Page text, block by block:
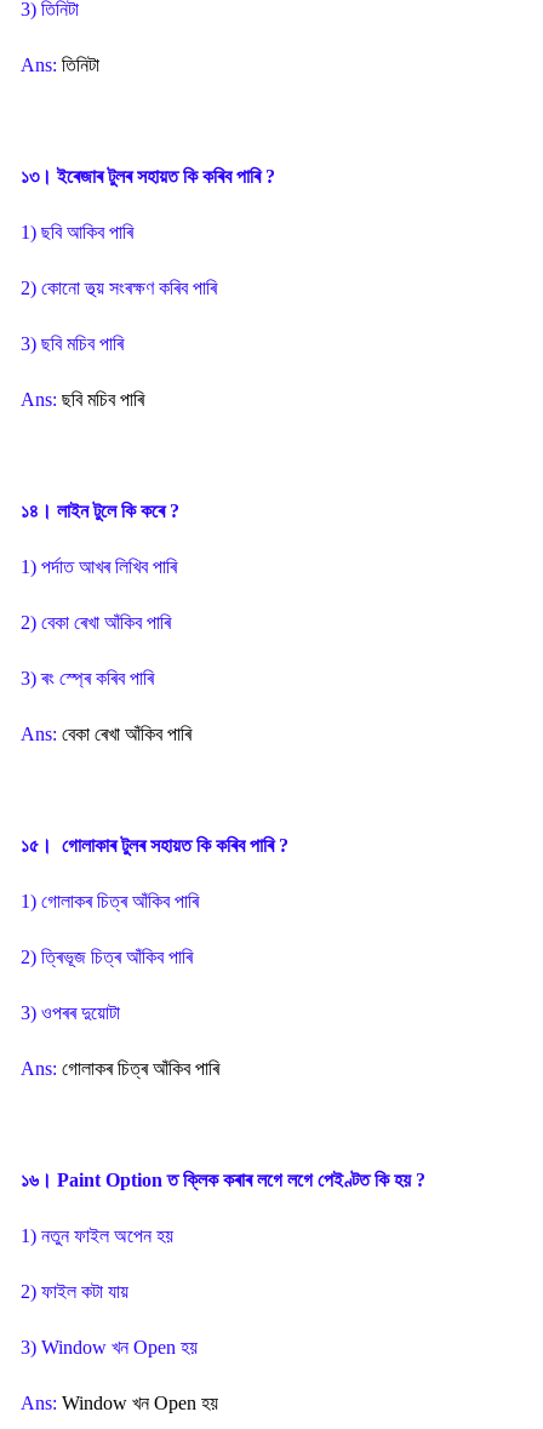
3) তিনিটা
Ans: তিনিটা
১৩। ইৰেজাৰ টুলৰ সহায়ত কি কৰিব পাৰি ?
1) ছবি আকিব পাৰি
2) কোনো তথ্য় সংৰক্ষণ কৰিব পাৰি
3) ছবি মচিব পাৰি
Ans: ছবি মচিব পাৰি
১৪। লাইন টুলে কি কৰে ?
1) পৰ্দাত আখৰ লিখিব পাৰি
2) বেকা ৰেখা আঁকিব পাৰি
3) ৰং স্প্ৰে কৰিব পাৰি
Ans: বেকা ৰেখা আঁকিব পাৰি
১৫। গোলাকাৰ টুলৰ সহায়ত কি কৰিব পাৰি ?
1) গোলাকৰ চিত্ৰ আঁকিব পাৰি
2) ত্ৰিভূজ চিত্ৰ আঁকিব পাৰি
3) ওপৰৰ দুয়োটা
Ans: গোলাকৰ চিত্ৰ আঁকিব পাৰি
১৬। Paint Option ত ক্লিক কৰাৰ লগে লগে পেইণ্টত কি হয় ?
1) নতুন ফাইল অপেন হয়
2) ফাইল কটা যায়
3) Window খন Open হয়
Ans: Window খন Open হয়